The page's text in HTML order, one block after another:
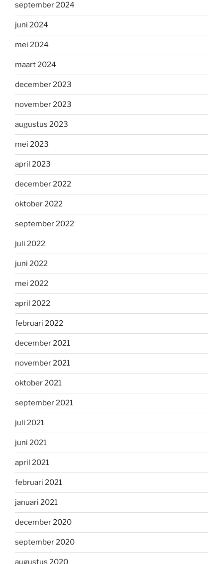
september 2024
juni 2024
mei 2024
maart 2024
december 2023
november 2023
augustus 2023
mei 2023
april 2023
december 2022
oktober 2022
september 2022
juli 2022
juni 2022
mei 2022
april 2022
februari 2022
december 2021
november 2021
oktober 2021
september 2021
juli 2021
juni 2021
april 2021
februari 2021
januari 2021
december 2020
september 2020
augustus 2020